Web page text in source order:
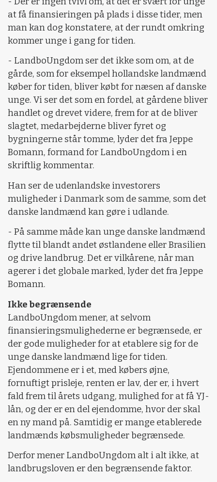
at få finansieringen på plads i disse tider, men
man kan dog konstatere, at der rundt omkring
kommer unge i gang for tiden.
- LandboUngdom ser det ikke som om, at de
gårde, som for eksempel hollandske landmænd
køber for tiden, bliver købt for næsen af danske
unge. Vi ser det som en fordel, at gårdene bliver
handlet og drevet videre, frem for at de bliver
slagtet, medarbejderne bliver fyret og
bygningerne står tomme, lyder det fra Jeppe
Bomann, formand for LandboUngdom i en
skriftlig kommentar.
Han ser de udenlandske investorers
muligheder i Danmark som de samme, som det
danske landmænd kan gøre i udlande.
- På samme måde kan unge danske landmænd
flytte til blandt andet østlandene eller Brasilien
og drive landbrug. Det er vilkårene, når man
agerer i det globale marked, lyder det fra Jeppe
Bomann.
Ikke begrænsende
LandboUngdom mener, at selvom
finansieringsmulighederne er begrænsede, er
der gode muligheder for at etablere sig for de
unge danske landmænd lige for tiden.
Ejendommene er i et, med købers øjne,
fornuftigt prisleje, renten er lav, der er, i hvert
fald frem til årets udgang, mulighed for at få YJ-
lån, og der er en del ejendomme, hvor der skal
en ny mand på. Samtidig er mange etablerede
landmænds købsmuligheder begrænsede.
Derfor mener LandboUngdom alt i alt ikke, at
landbrugsloven er den begrænsende faktor.